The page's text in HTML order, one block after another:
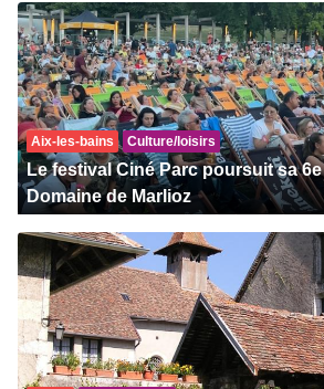
Aix-les-bains Culture/loisirs
Le festival Ciné Parc poursuit sa
Domaine de Marlioz